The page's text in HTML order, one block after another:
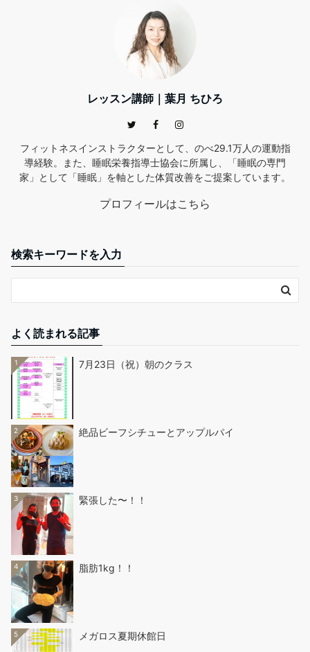
レッスン講師｜葉月 ちひろ
フィットネスインストラクターとして、のべ29.1万人の運動指
導経験。また、睡眠栄養指導士協会に所属し、「睡眠の専門
家」として「睡眠」を軸とした体質改善をご提案しています。
プロフィールはこちら
検索キーワードを入力
よく読まれる記事
1 7月23日（祝）朝のクラス
2 絶品ビーフシチューとアップルパイ
3 緊張した〜！！
4 脂肪1kg！！
5 メガロス夏期休館日